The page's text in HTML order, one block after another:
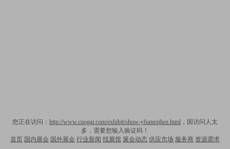
您正在访问： http://www.cuogai.com/exhibit/show-yfumrqihez.html ，因访问人太
多，需要您输入验证码！
首页 国内展会 国外展会 行业新闻 找展馆 展会动态 供应市场 服务商 资源需求